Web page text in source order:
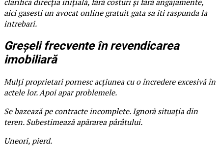
clarifica direcția inițială, fără costuri și fără angajamente,
aici gasesti un avocat online gratuit gata sa iti raspunda la
intrebari.
Greșeli frecvente în revendicarea
imobiliară
Mulți proprietari pornesc acțiunea cu o încredere excesivă în
actele lor. Apoi apar problemele.
Se bazează pe contracte incomplete. Ignoră situația din
teren. Subestimează apărarea pârâtului.
Uneori, pierd.